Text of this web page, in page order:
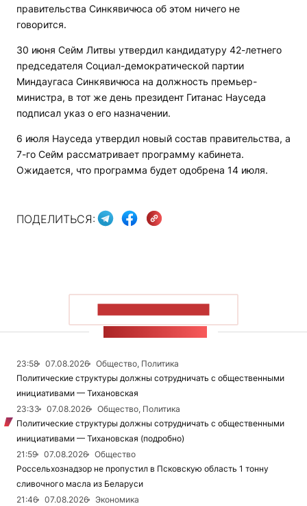
правительства Синкявичюса об этом ничего не
говорится.
30 июня Сейм Литвы утвердил кандидатуру 42-летнего
председателя Социал-демократической партии
Миндаугаса Синкявичюса на должность премьер-
министра, в тот же день президент Гитанас Науседа
подписал указ о его назначении.
6 июля Науседа утвердил новый состав правительства, а
7-го Сейм рассматривает программу кабинета.
Ожидается, что программа будет одобрена 14 июля.
ПОДЕЛИТЬСЯ:
23:58 07.08.2026
Общество, Политика
Политические структуры должны сотрудничать с общественными
инициативами — Тихановская
23:33
07.08.2026
Общество, Политика
Политические структуры должны сотрудничать с общественными
инициативами — Тихановская (подробно)
21:59
07.08.2026
Общество
Россельхознадзор не пропустил в Псковскую область 1 тонну
сливочного масла из Беларуси
21:46
07.08.2026
Экономика